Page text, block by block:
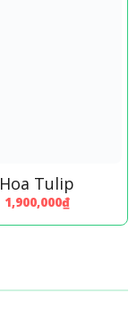
Hoa Tulip
1,900,000₫